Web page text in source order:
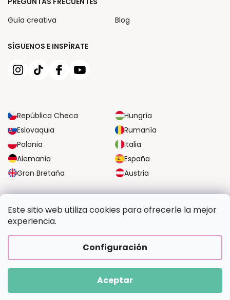
Este sitio web utiliza cookies para ofrecerle la mejor
experiencia.
Configuración
Aceptar
SÍGUENOS E INSPÍRATE
República Checa
Hungría
Eslovaquia
Rumanía
Polonia
Italia
Alemania
España
Gran Bretaña
Austria
Guía creativa
Blog
OPCIONES SEGURAS DE PAGO
Creado por Shoptet Premium|UpraviloFV STUDIO
Pintalotu.es. Todos los derechos reservados.